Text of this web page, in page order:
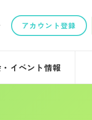
アカウント登録
イベント情報